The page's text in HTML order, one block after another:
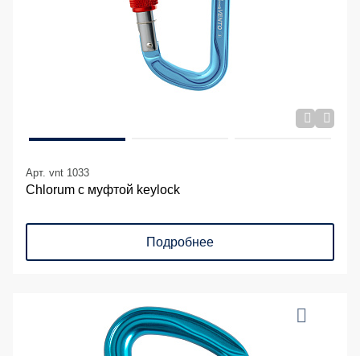
Арт. vnt 1033
Chlorum с муфтой keylock
Подробнее